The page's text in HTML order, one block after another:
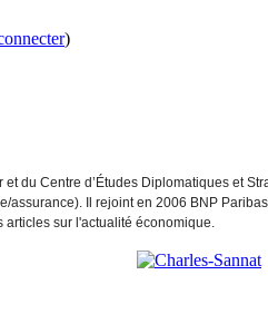
)
du Centre d’Études Diplomatiques et
assurance). Il rejoint en 2006 BNP
sur l'actualité économique.